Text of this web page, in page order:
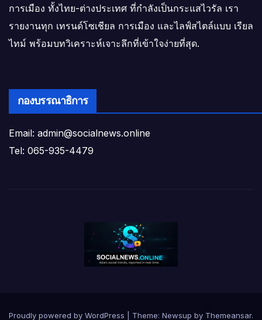
การเมือง ทั้งไทย-ต่างประเทศ ที่กำลังเป็นกระแสไวรัล เรา
รายงานทุก เทรนด์โซเชียล การเมือง และไลฟ์สไตล์แบบ เรียล
ไทม์ พร้อมบทวิเคราะห์เจาะลึกที่เข้าใจง่ายที่สุด.
กองบรรณาธิการ
Email: admin@socialnews.online
Tel: 065-935-4479
Proudly powered by WordPress Theme: Newsup by Themeansar.